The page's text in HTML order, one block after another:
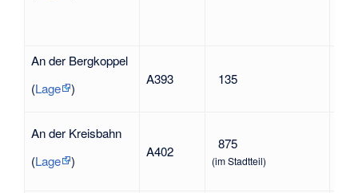
An der Bergkoppel
(Lage )
A393 135
An der Kreisbahn
(Lage )
A402 875
(im Stadtteil)